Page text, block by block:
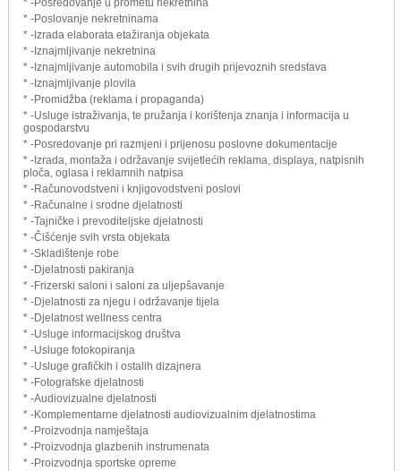
* -Poslovanje nekretninama
* -Izrada elaborata etažiranja objekata
* -Iznajmljivanje nekretnina
* -Iznajmljivanje automobila i svih drugih prijevoznih sredstava
* -Iznajmljivanje plovila
* -Promidžba (reklama i propaganda)
* -Usluge istraživanja, te pružanja i korištenja znanja i informacija u
gospodarstvu
* -Posredovanje pri razmjeni i prijenosu poslovne dokumentacije
* -Izrada, montaža i održavanje svijetlećih reklama, displaya, natpisnih
ploča, oglasa i reklamnih natpisa
* -Računovodstveni i knjigovodstveni poslovi
* -Računalne i srodne djelatnosti
* -Tajničke i prevoditeljske djelatnosti
* -Čišćenje svih vrsta objekata
* -Skladištenje robe
* -Djelatnosti pakiranja
* -Frizerski saloni i saloni za uljepšavanje
* -Djelatnosti za njegu i održavanje tijela
* -Djelatnost wellness centra
* -Usluge informacijskog društva
* -Usluge fotokopiranja
* -Usluge grafičkih i ostalih dizajnera
* -Fotografske djelatnosti
* -Audiovizualne djelatnosti
* -Komplementarne djelatnosti audiovizualnim djelatnostima
* -Proizvodnja namještaja
* -Proizvodnja glazbenih instrumenata
* -Proizvodnja sportske opreme